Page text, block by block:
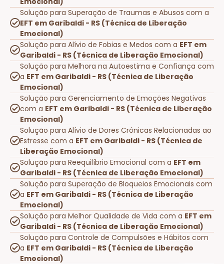
Solução para Superação de Traumas e Abusos com a
EFT em Garibaldi - RS (Técnica de Liberação
Emocional)
Solução para Alívio de Fobias e Medos com a EFT em
Garibaldi - RS (Técnica de Liberação Emocional)
Solução para Melhora na Autoestima e Confiança com
a EFT em Garibaldi - RS (Técnica de Liberação
Emocional)
Solução para Gerenciamento de Emoções Negativas
com a EFT em Garibaldi - RS (Técnica de Liberação
Emocional)
Solução para Alívio de Dores Crônicas Relacionadas ao
Estresse com a EFT em Garibaldi - RS (Técnica de
Liberação Emocional)
Solução para Reequilíbrio Emocional com a EFT em
Garibaldi - RS (Técnica de Liberação Emocional)
Solução para Superação de Bloqueios Emocionais com
a EFT em Garibaldi - RS (Técnica de Liberação
Emocional)
Solução para Melhor Qualidade de Vida com a EFT em
Garibaldi - RS (Técnica de Liberação Emocional)
Solução para Controle de Compulsões e Hábitos com
a EFT em Garibaldi - RS (Técnica de Liberação
Emocional)